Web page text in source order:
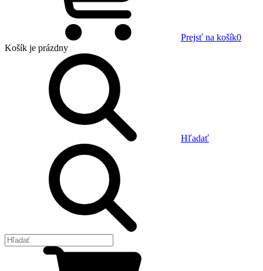
Prejsť na košík0
Košík je prázdny
Hľadať